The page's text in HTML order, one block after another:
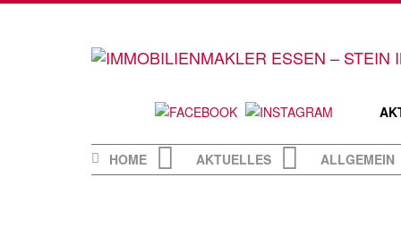
HOME AKTUELLES ALLGEMEIN